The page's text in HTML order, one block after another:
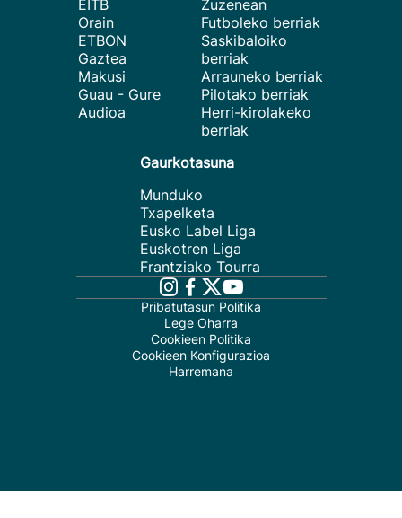
EITB
Orain
ETBON
Gaztea
Makusi
Guau - Gure
Audioa
Zuzenean
Futboleko berriak
Saskibaloiko
berriak
Arrauneko berriak
Pilotako berriak
Herri-kirolakeko
berriak
Gaurkotasuna
Munduko
Txapelketa
Eusko Label Liga
Euskotren Liga
Frantziako Tourra
Pribatutasun Politika
Lege Oharra
Cookieen Politika
Cookieen Konfigurazioa
Harremana